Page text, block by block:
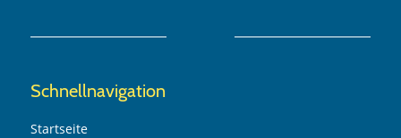
Schnellnavigation
Startseite